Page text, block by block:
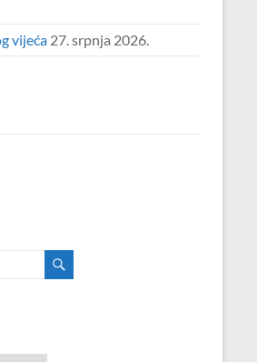
vijeća 27. srpnja 2026.